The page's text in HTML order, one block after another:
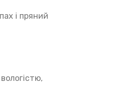
і пряний